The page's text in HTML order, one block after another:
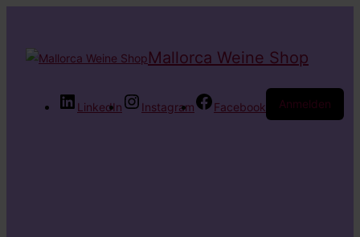
Mallorca Weine Shop
LinkedIn Instagram Facebook Anmelden